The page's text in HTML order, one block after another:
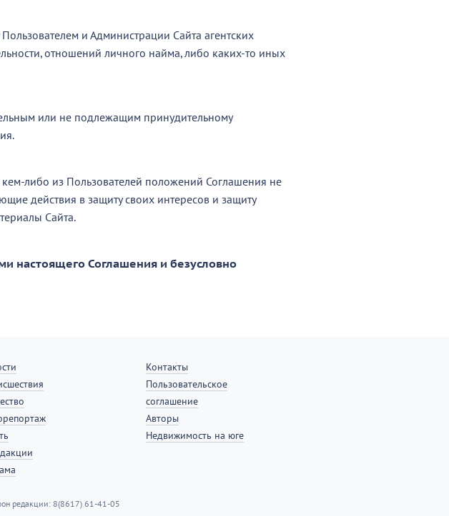
и Администрации Сайта агентских
отношений личного найма, либо каких-то иных
или не подлежащим принудительному
либо из Пользователей положений Соглашения не
действия в защиту своих интересов и защиту
Сайта.
настоящего Соглашения и безусловно
Контакты
Пользовательское
соглашение
Авторы
Недвижимость на юге
редакции: 8(8617) 61-41-05